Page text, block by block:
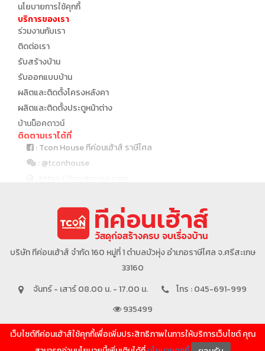
นโยบายการใช้คุกกี้
บริการของเรา
ร่วมงานกับเรา
ติดต่อเรา
รับสร้างบ้าน
รับออกแบบบ้าน
ผลิตและติดตั้งโครงหลังคา
ผลิตและติดตั้งประตูหน้าต่าง
บ้านน็อคดาวน์
ติดตามเราได้ที่
: Tcon House ทีค่อนเฮ้าส์ ราษีไศล
: @tconhouse
บริษัทในเครือ
บริษัท ทีค่อนเฮ้าส์ จำกัด 160 หมู่ที่ 1 ตำบลบัวหุ่ง อำเภอราษีไศล จ.ศรีสะเกษ
33160
จันทร์ - เสาร์ 08.00 น. - 17.00 น.
โทร : 045-691-999
935499
เว็บไซต์ทีค่อนเฮ้าส์ใช้คุกกี้เพื่อเพิ่มประสิทธิภาพในการให้บริการเว็บไซต์ คุณ